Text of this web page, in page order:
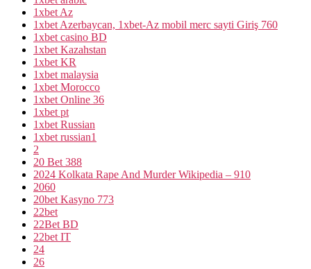
1xbet Az
1xbet Azerbaycan, 1xbet-Az mobil merc sayti Giriş 760
1xbet casino BD
1xbet Kazahstan
1xbet KR
1xbet malaysia
1xbet Morocco
1xbet Online 36
1xbet pt
1xbet Russian
1xbet russian1
2
20 Bet 388
2024 Kolkata Rape And Murder Wikipedia – 910
2060
20bet Kasyno 773
22bet
22Bet BD
22bet IT
24
26